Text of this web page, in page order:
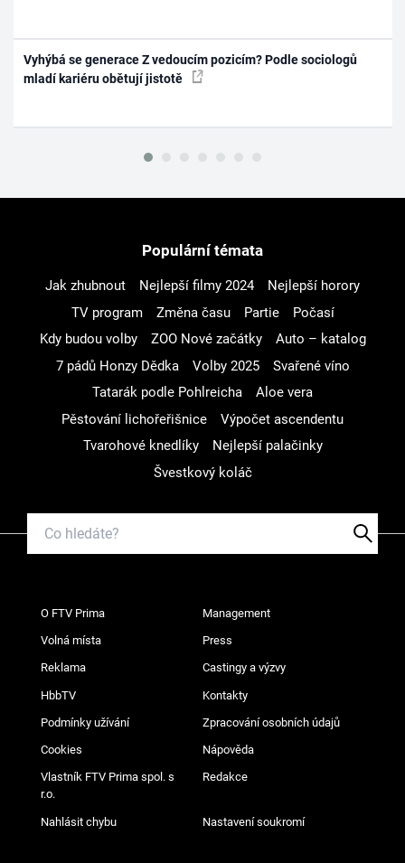
Vyhýbá se generace Z vedoucím pozicím? Podle sociologů
mladí kariéru obětují jistotě
Populární témata
Jak zhubnout Nejlepší filmy 2024
Nejlepší horory
TV program
Změna času Partie
Počasí
Kdy budou volby
ZOO Nové začátky
Auto – katalog
7 pádů Honzy Dědka
Volby 2025
Svařené víno
Tatarák podle Pohlreicha
Aloe vera
Pěstování lichořeřišnice
Výpočet ascendentu
Tvarohové knedlíky
Nejlepší palačinky
Švestkový koláč
O FTV Prima Management
Volná místa Press
Reklama Castingy a výzvy
HbbTV Kontakty
Podmínky užívání Zpracování osobních údajů
Cookies Nápověda
Vlastník FTV Prima spol. s
r.o.
Redakce
Nahlásit chybu Nastavení soukromí